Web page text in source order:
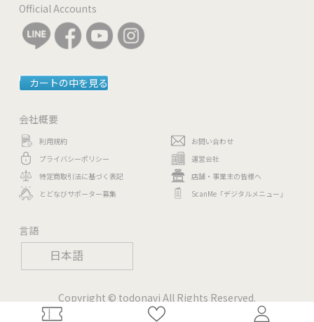
日本語
Official Accounts
カートの中を見る
会社概要
利用規約
プライバシーポリシー
特定商取引法に基づく表記
とどなびサポーター募集
お問い合わせ
運営会社
店舗・事業主の皆様へ
ScanMe「デジタルメニュー」
言語
Copyright © todonavi All Rights Reserved.